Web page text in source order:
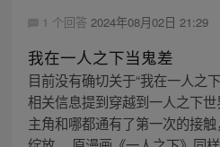
1 个回答 2024年08月02日 21:29
我在一人之下当鬼差
目前没有确切关于“我在一人之
相关信息提到穿越到一人之下
主角和哪都通有了第一次的接